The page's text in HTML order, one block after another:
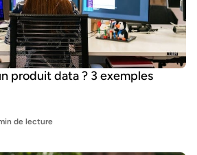
produit data ? 3 exemples
de lecture